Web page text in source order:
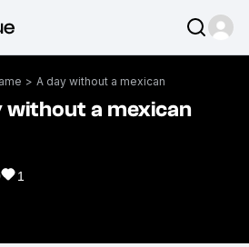
> A day without a mexican
without a mexican
1